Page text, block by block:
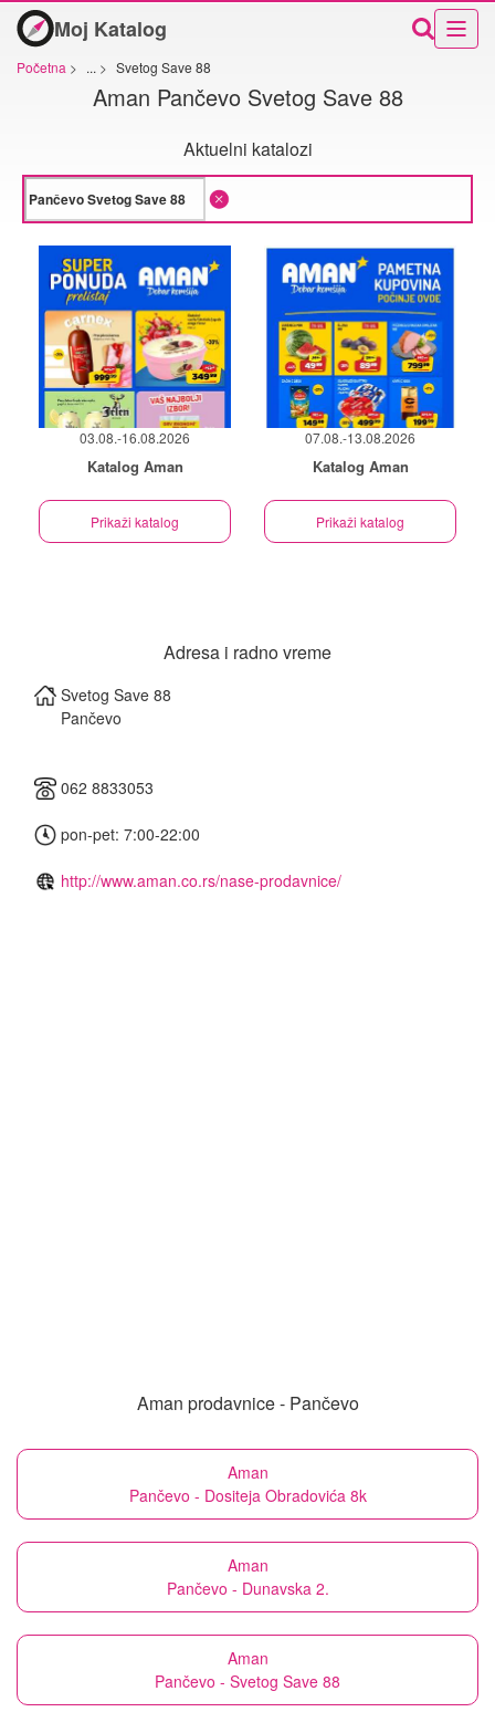
Moj Katalog
Početna > ... > Svetog Save 88
Aman Pančevo Svetog Save 88
Aktuelni katalozi
03.08.-16.08.2026
Katalog Aman
Prikaži katalog
07.08.-13.08.2026
Katalog Aman
Prikaži katalog
Adresa i radno vreme
Svetog Save 88
Pančevo
062 8833053
pon-pet: 7:00-22:00
http://www.aman.co.rs/nase-prodavnice/
Aman prodavnice - Pančevo
Aman
Pančevo - Dositeja Obradovića 8k
Aman
Pančevo - Dunavska 2.
Aman
Pančevo - Svetog Save 88